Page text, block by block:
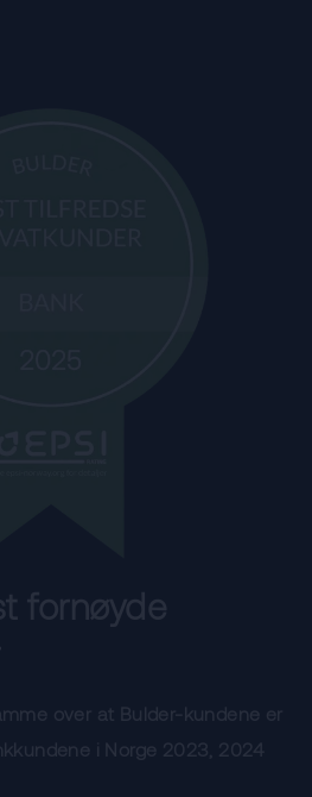
fornøyde
over at Bulder-kundene er
i Norge 2023, 2024